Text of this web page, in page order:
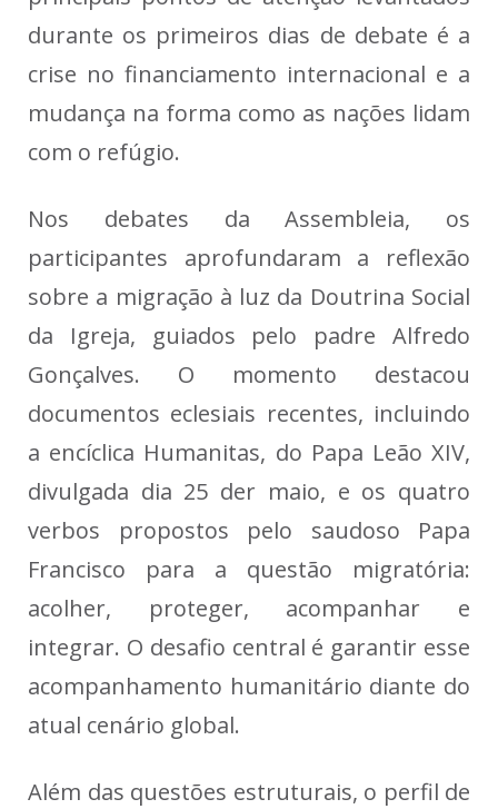
durante os primeiros dias de debate é a
crise no financiamento internacional e a
mudança na forma como as nações lidam
com o refúgio.
Nos debates da Assembleia, os
participantes aprofundaram a reflexão
sobre a migração à luz da Doutrina Social
da Igreja, guiados pelo padre Alfredo
Gonçalves. O momento destacou
documentos eclesiais recentes, incluindo
a encíclica Humanitas, do Papa Leão XIV,
divulgada dia 25 der maio, e os quatro
verbos propostos pelo saudoso Papa
Francisco para a questão migratória:
acolher, proteger, acompanhar e
integrar. O desafio central é garantir esse
acompanhamento humanitário diante do
atual cenário global.
Além das questões estruturais, o perfil de